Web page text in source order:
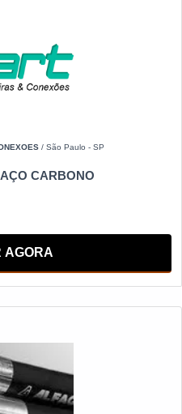
/ São Paulo - SP
CARBONO
AGORA